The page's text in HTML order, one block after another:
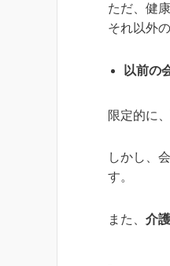
ただ、健
それ以外
以前の
限定的に
しかし、
す。
また、 介